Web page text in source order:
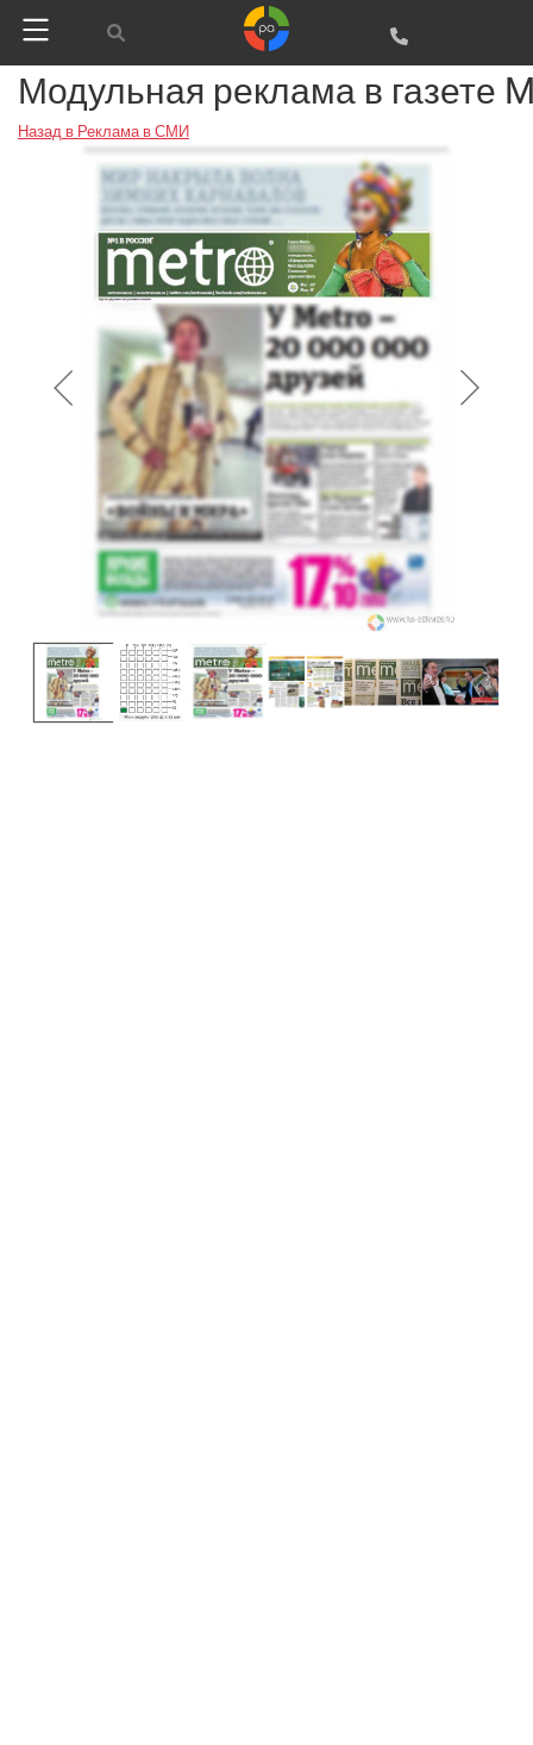
Модульная реклама в газете
Назад в Реклама в СМИ